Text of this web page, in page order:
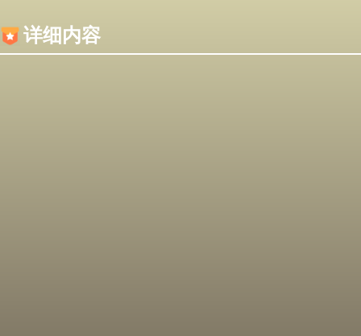
详细内容